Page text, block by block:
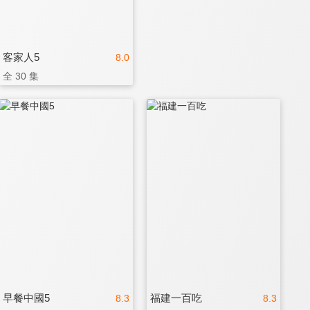
8.0
客家人5
全 30 集
8.3
早餐中國5 8.3
福建一百吃